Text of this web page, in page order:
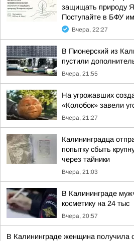
защищать природу
Поступайте в БФУ
Вчера, 22:27
В Пионерский из
пустили
Вчера, 21:55
На угрожавших
«Колобок» завели
Вчера, 21:27
Калининградца
попытку сбыть
через тайники
Вчера, 21:03
В Калининграде
косметику на 24 тыс
Вчера, 20:57
В Калининграде женщина получила